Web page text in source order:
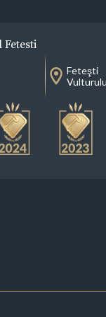
Feteşti